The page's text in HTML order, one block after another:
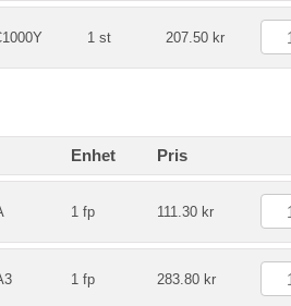
1 st 207.50 kr
Enhet Pris
1 fp 111.30 kr
1 fp 283.80 kr